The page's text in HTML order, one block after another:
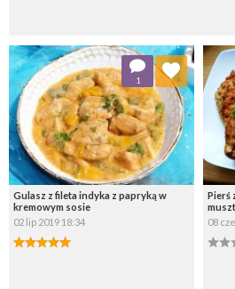
Gulasz z fileta indyka z papryką w
kremowym sosie
02 lip 2019 18:34
1
Dodaj do ulubionych
Wybierz listę:
Pierś
08